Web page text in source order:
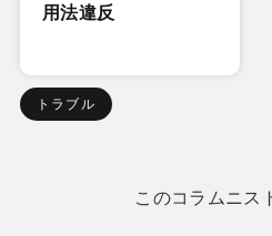
用法違反
トラブル
このコラムニス